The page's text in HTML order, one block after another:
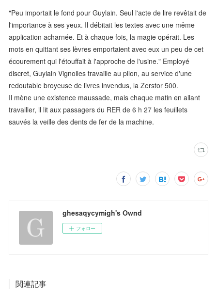
"Peu importait le fond pour Guylain. Seul l'acte de lire revêtait de
l'importance à ses yeux. Il débitait les textes avec une même
application acharnée. Et à chaque fois, la magie opérait. Les
mots en quittant ses lèvres emportaient avec eux un peu de cet
écourement qui l'étouffait à l'approche de l'usine." Employé
discret, Guylain Vignolles travaille au pilon, au service d'une
redoutable broyeuse de livres invendus, la Zerstor 500.
Il mène une existence maussade, mais chaque matin en allant
travailler, il lit aux passagers du RER de 6 h 27 les feuillets
sauvés la veille des dents de fer de la machine.
ghesaqycymigh's Ownd
フォロー
関連記事